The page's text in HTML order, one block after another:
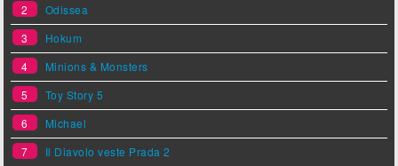
2
Odissea
3
Hokum
4
Minions & Monsters
5
Toy Story 5
6
Michael
7
Il Diavolo veste Prada 2